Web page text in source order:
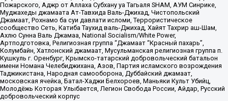
Пожарского, Аджр от Аллаха Субхану уа Тагьаля SHAM, АУМ Синрике,
Муджахеды джамаата Ат-Тавхида Валь-Джихад, Чистопольский
Джамаат, Рохнамо ба суи давлати исломи, Террористическое
сообщество Сеть, Катиба Таухид валь-Джихад, Хайят Тахрир аш-Шам,
Ахлю Сунна Валь Джамаа, National Socialism/White Power,
Артподготовка, Религиозная группа “Джамаат “Красный пахарь”,
Колумбайн, Хатлонский джамаат, Мусульманская религиозная группа п.
Кушкуль г. Оренбург, Крымско-татарский добровольческий батальон
имени Номана Челебиджихана, Азов, Партия исламского возрождения
Таджикистана, Народная самооборона, Дуббайский джамаат,
московская ячейка, Батал-Хаджи Белхороев, Маньяки Культ Убийц,
Молодёжь Которая Улыбается, Легион Свобода России, Айдар, Русский
добровольческий корпус